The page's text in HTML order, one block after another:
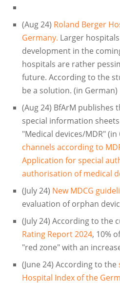
(Aug 24) Roland Berger
Germany. Larger
development in the
hospitals are rather
future. According to the
be a solution. (in German)
(Aug 24) BfArM publishes
special information
"Medical devices/MDR" (in
channels according to
Application for special
authorisation of medical
(July 24) New MDCG
evaluation of orphan
(July 24) According to the
Rating Report 2024, 10%
"red zone" with an
(June 24) According to the
Hospital Index of the